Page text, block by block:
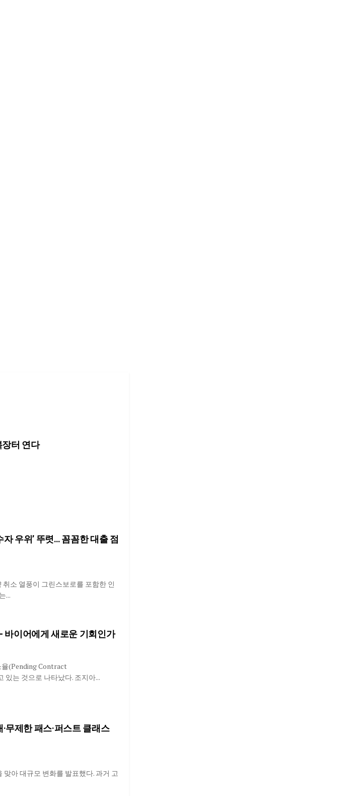
터 연다
우위’ 뚜렷… 꼼꼼한 대출 점
소 열풍이 그린스보로를 포함한 인
...
바이어에게 새로운 기회인가
율(Pending Contract
는 것으로 나타났다. 조지아...
무제한 패스·퍼스트 클래스
아 대규모 변화를 발표했다. 과거 고